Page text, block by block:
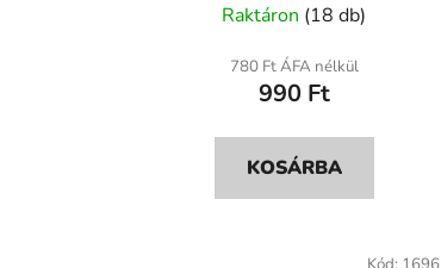
Raktáron (18 db)
780 Ft ÁFA nélkül
990 Ft
KOSÁRBA